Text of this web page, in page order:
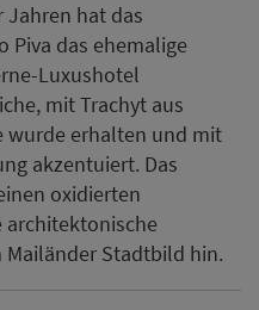
Jahren hat das
Piva das ehemalige
Luxushotel
mit Trachyt aus
wurde erhalten und mit
akzentuiert. Das
oxidierten
architektonische
Mailänder Stadtbild hin.